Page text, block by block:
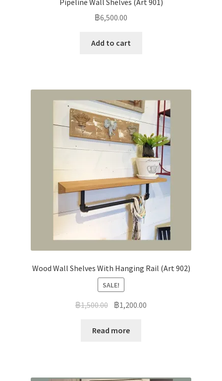
Pipeline Wall Shelves (Art 901)
฿6,500.00
Add to cart
Wood Wall Shelves With Hanging Rail (Art 902)
SALE!
฿1,500.00 ฿1,200.00
Read more